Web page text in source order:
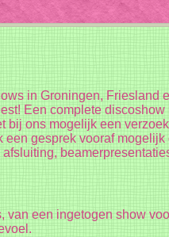
in Groningen, Friesland
Een complete
bij ons mogelijk een
gesprek vooraf
een ingetogen show